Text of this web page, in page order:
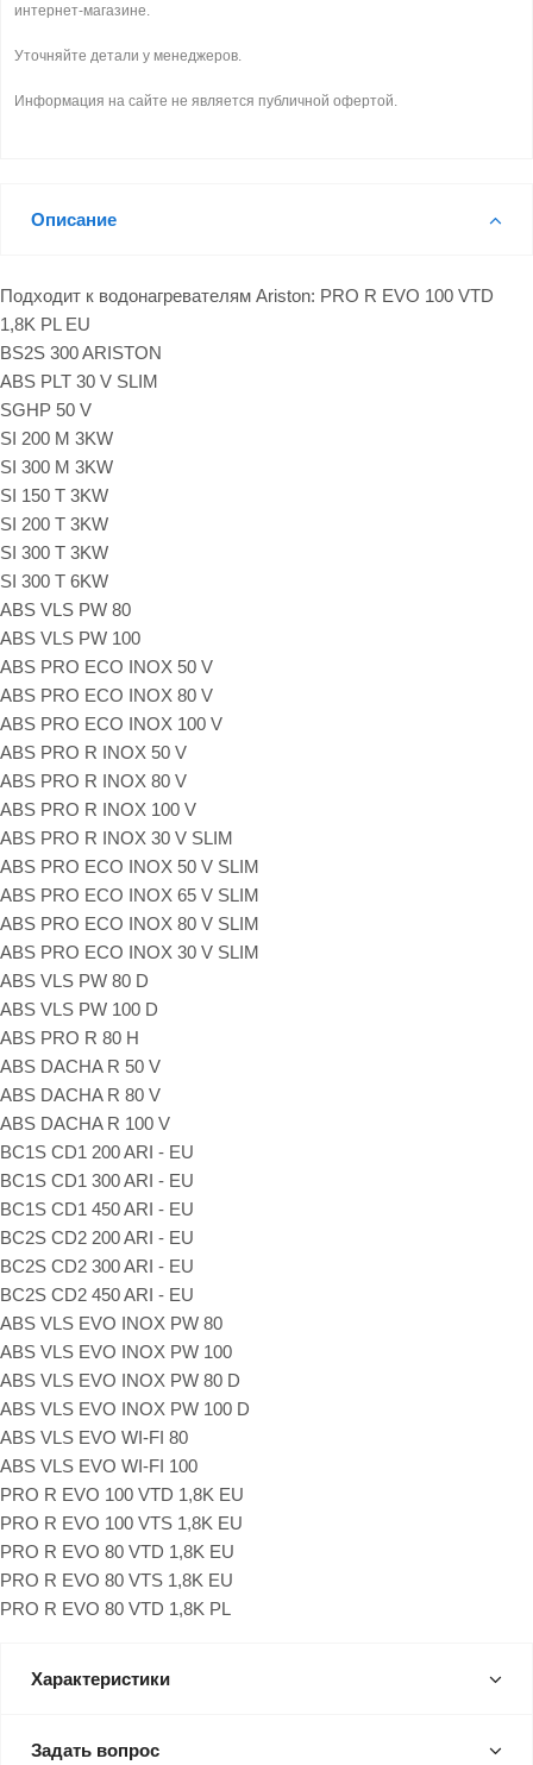
интернет-магазине.
Уточняйте детали у менеджеров.
Информация на сайте не является публичной офертой.
Описание
Подходит к водонагревателям Ariston: PRO R EVO 100 VTD
1,8K PL EU
BS2S 300 ARISTON
ABS PLT 30 V SLIM
SGHP 50 V
SI 200 M 3KW
SI 300 M 3KW
SI 150 T 3KW
SI 200 T 3KW
SI 300 T 3KW
SI 300 T 6KW
ABS VLS PW 80
ABS VLS PW 100
ABS PRO ECO INOX 50 V
ABS PRO ECO INOX 80 V
ABS PRO ECO INOX 100 V
ABS PRO R INOX 50 V
ABS PRO R INOX 80 V
ABS PRO R INOX 100 V
ABS PRO R INOX 30 V SLIM
ABS PRO ECO INOX 50 V SLIM
ABS PRO ECO INOX 65 V SLIM
ABS PRO ECO INOX 80 V SLIM
ABS PRO ECO INOX 30 V SLIM
ABS VLS PW 80 D
ABS VLS PW 100 D
ABS PRO R 80 H
ABS DACHA R 50 V
ABS DACHA R 80 V
ABS DACHA R 100 V
BC1S CD1 200 ARI - EU
BC1S CD1 300 ARI - EU
BC1S CD1 450 ARI - EU
BC2S CD2 200 ARI - EU
BC2S CD2 300 ARI - EU
BC2S CD2 450 ARI - EU
ABS VLS EVO INOX PW 80
ABS VLS EVO INOX PW 100
ABS VLS EVO INOX PW 80 D
ABS VLS EVO INOX PW 100 D
ABS VLS EVO WI-FI 80
ABS VLS EVO WI-FI 100
PRO R EVO 100 VTD 1,8K EU
PRO R EVO 100 VTS 1,8K EU
PRO R EVO 80 VTD 1,8K EU
PRO R EVO 80 VTS 1,8K EU
PRO R EVO 80 VTD 1,8K PL
Характеристики
Задать вопрос